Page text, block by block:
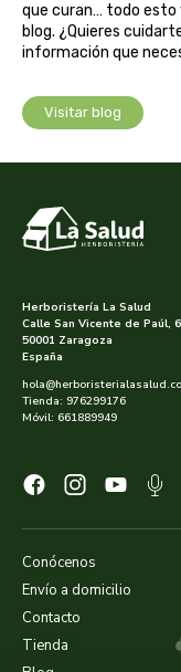
que curan… todo esto
blog. ¿Quieres
información que
Visitar blog
Herboristería La Salud
Calle San Vicente de Paúl, 6
50001 Zaragoza
España
Tienda: 976299176
Móvil: 661889949
Conócenos
Envío a domicilio
Contacto
Tienda
cfn
como una reina
corpore sano
cosnature
d shila
derbos
designs for